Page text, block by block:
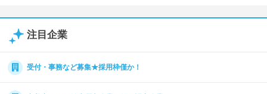
注目企業
受付・事務など募集★採用枠僅か！